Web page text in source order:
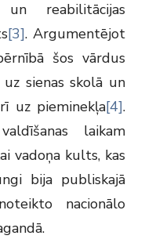
reabilitācijas
[3]. Argumentējot
šos vārdus
sienas skolā un
uz pieminekļa[4].
laikam
vadoņa kults, kas
bija publiskajā
nacionālo